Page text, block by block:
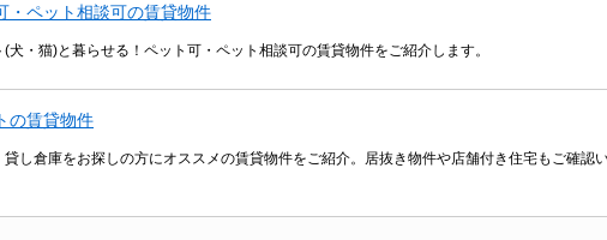
・ペット相談可の賃貸物件
犬・猫)と暮らせる！ペット可・ペット相談可の賃貸物件をご紹介します。
の賃貸物件
し倉庫をお探しの方にオススメの賃貸物件をご紹介。居抜き物件や店舗付き住宅もご確認い